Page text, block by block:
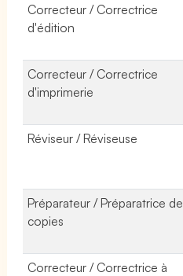
Correcteur / Correctrice
d'édition
Correcteur / Correctrice
d'imprimerie
Réviseur / Réviseuse
Préparateur / Préparatrice de
copies
Correcteur / Correctrice à